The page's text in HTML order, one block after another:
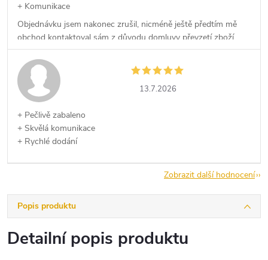
+ Komunikace
Objednávku jsem nakonec zrušil, nicméně ještě předtím mě
obchod kontaktoval sám z důvodu domluvy převzetí zboží,
což kvituji.
13.7.2026
+ Pečlivě zabaleno
+ Skvělá komunikace
+ Rychlé dodání
Zobrazit další hodnocení
Popis produktu
Detailní popis produktu